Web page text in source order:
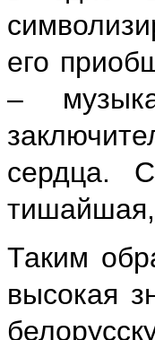
его
–
сердца.
тишайшая,
Таким
высокая